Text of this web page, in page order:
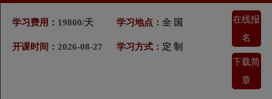
学习费用： 19800/天
开课时间： 2026-08-27
学习地点： 全 国
学习方式： 定 制
在线报
名
下载简
章